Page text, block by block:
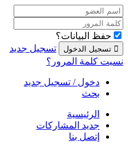
حفظ البيانات؟
تسجيل جديد
نسيت كلمة المرور؟
دخول / تسجيل جديد
بحث
الرئيسية
جديد المشاركات
إتصل بنا